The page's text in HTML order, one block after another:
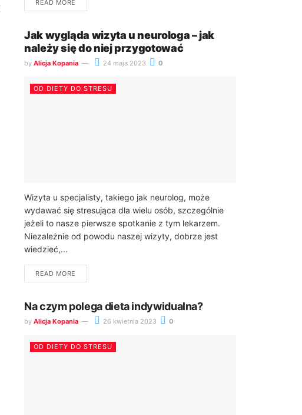
READ MORE
Jak wygląda wizyta u neurologa – jak
należy się do niej przygotować
by Alicja Kopania 24 maja 2023 0
OD DIETY DO STRESU
Wizyta u specjalisty, takiego jak neurolog, może
wydawać się stresująca dla wielu osób, szczególnie
jeżeli to nasze pierwsze spotkanie z tym lekarzem.
Niezależnie od powodu naszej wizyty, dobrze jest
wiedzieć,...
READ MORE
Na czym polega dieta indywidualna?
by Alicja Kopania 26 kwietnia 2023 0
OD DIETY DO STRESU